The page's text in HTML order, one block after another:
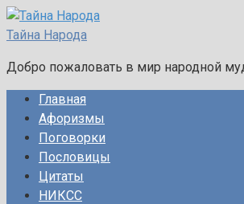
Перейти
к
Тайна Народа
Добро пожаловать в мир народной
Главная
Афоризмы
Поговорки
Пословицы
Цитаты
НИКСС